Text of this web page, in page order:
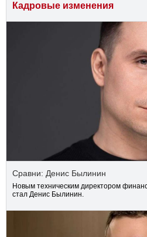
Кадровые изменения
Сравни: Денис Былинин
Новым техническим директором
стал Денис Былинин.